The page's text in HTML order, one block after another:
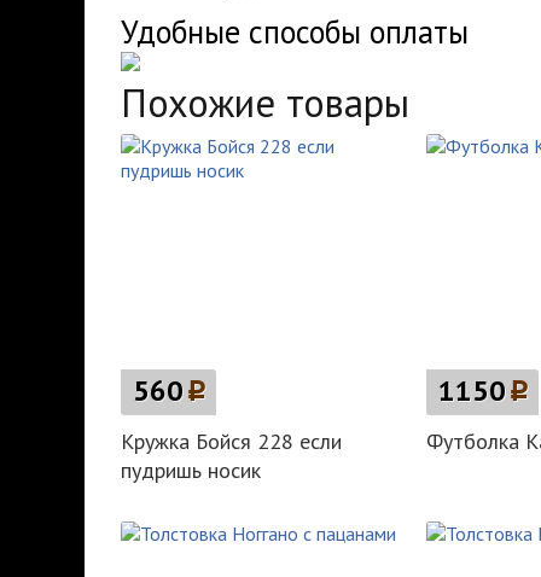
Удобные способы оплаты
Похожие товары
560p
Кружка Бойся 228 если
пудришь носик
1150p
Футболка